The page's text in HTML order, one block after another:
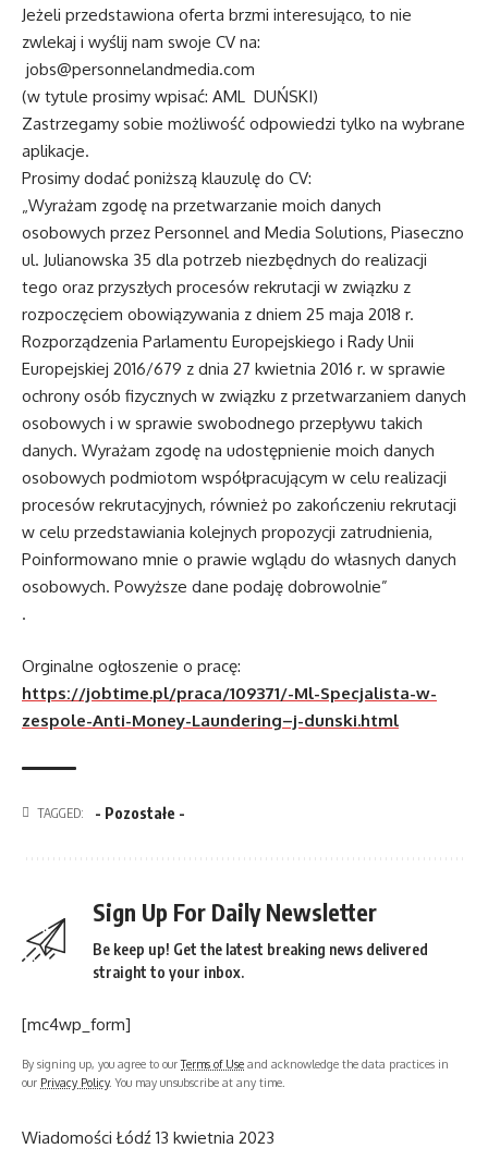
Jeżeli przedstawiona oferta brzmi interesująco, to nie
zwlekaj i wyślij nam swoje CV na:
jobs@personnelandmedia.com
(w tytule prosimy wpisać: AML DUŃSKI)
Zastrzegamy sobie możliwość odpowiedzi tylko na wybrane
aplikacje.
Prosimy dodać poniższą klauzulę do CV:
„Wyrażam zgodę na przetwarzanie moich danych
osobowych przez Personnel and Media Solutions, Piaseczno
ul. Julianowska 35 dla potrzeb niezbędnych do realizacji
tego oraz przyszłych procesów rekrutacji w związku z
rozpoczęciem obowiązywania z dniem 25 maja 2018 r.
Rozporządzenia Parlamentu Europejskiego i Rady Unii
Europejskiej 2016/679 z dnia 27 kwietnia 2016 r. w sprawie
ochrony osób fizycznych w związku z przetwarzaniem danych
osobowych i w sprawie swobodnego przepływu takich
danych. Wyrażam zgodę na udostępnienie moich danych
osobowych podmiotom współpracującym w celu realizacji
procesów rekrutacyjnych, również po zakończeniu rekrutacji
w celu przedstawiania kolejnych propozycji zatrudnienia,
Poinformowano mnie o prawie wglądu do własnych danych
osobowych. Powyższe dane podaję dobrowolnie”
.
Orginalne ogłoszenie o pracę:
https://jobtime.pl/praca/109371/-Ml-Specjalista-w-
zespole-Anti-Money-Laundering–j-dunski.html
TAGGED: - Pozostałe -
Sign Up For Daily Newsletter
Be keep up! Get the latest breaking news delivered
straight to your inbox.
[mc4wp_form]
By signing up, you agree to ourTerms of Use and acknowledge the data practices in
our Privacy Policy. You may unsubscribe at any time.
Wiadomości Łódź 13 kwietnia 2023